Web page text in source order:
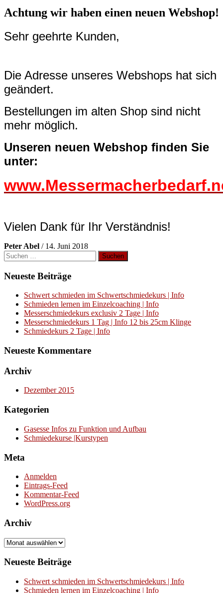
Achtung wir haben einen neuen Webshop!
Sehr geehrte Kunden,
Die Adresse unseres Webshops hat sich
geändert.
Bestellungen im alten Shop sind nicht
mehr möglich.
Unseren neuen Webshop finden Sie
unter:
Vielen Dank für Ihr Verständnis!
Peter Abel / 14. Juni 2018
Suchen
nach:
Neueste Beiträge
Schwert schmieden im Schwertschmiedekurs | Info
Schmieden lernen im Einzelcoaching | Info
Messerschmiedekurs exclusiv 2 Tage | Info
Messerschmiedekurs 1 Tag | Info 12 bis 25cm Klinge
Schmiedekurs 2 Tage | Info
Neueste Kommentare
Archiv
Dezember 2015
Kategorien
Gasesse Infos zu Funktion und Aufbau
Schmiedekurse |Kurstypen
Meta
Anmelden
Eintrags-Feed
Kommentar-Feed
WordPress.org
Archiv
Archiv
Neueste Beiträge
Schwert schmieden im Schwertschmiedekurs | Info
Schmieden lernen im Einzelcoaching | Info